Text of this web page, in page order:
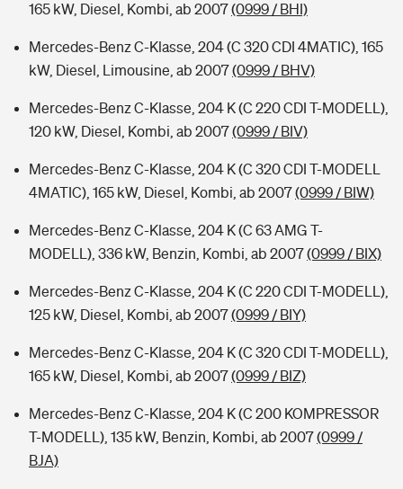
165 kW, Diesel, Kombi, ab 2007(0999 / BHI)
Mercedes-Benz C-Klasse, 204 (C 320 CDI 4MATIC), 165
kW, Diesel, Limousine, ab 2007(0999 / BHV)
Mercedes-Benz C-Klasse, 204 K (C 220 CDI T-MODELL),
120 kW, Diesel, Kombi, ab 2007(0999 / BIV)
Mercedes-Benz C-Klasse, 204 K (C 320 CDI T-MODELL
4MATIC), 165 kW, Diesel, Kombi, ab 2007(0999 / BIW)
Mercedes-Benz C-Klasse, 204 K (C 63 AMG T-
MODELL), 336 kW, Benzin, Kombi, ab 2007(0999 / BIX)
Mercedes-Benz C-Klasse, 204 K (C 220 CDI T-MODELL),
125 kW, Diesel, Kombi, ab 2007(0999 / BIY)
Mercedes-Benz C-Klasse, 204 K (C 320 CDI T-MODELL),
165 kW, Diesel, Kombi, ab 2007(0999 / BIZ)
Mercedes-Benz C-Klasse, 204 K (C 200 KOMPRESSOR
T-MODELL), 135 kW, Benzin, Kombi, ab 2007(0999 /
BJA)